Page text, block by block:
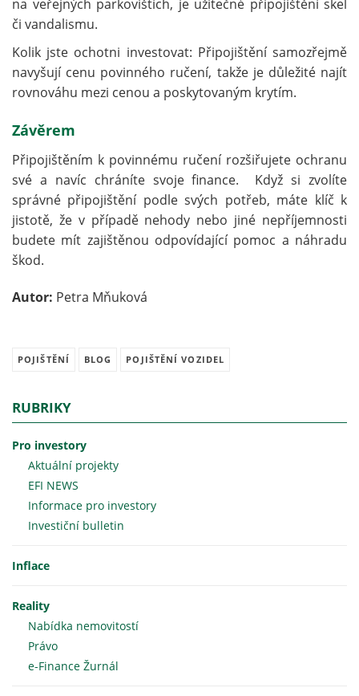
na veřejných parkovištích, je užitečné připojištění skel
či vandalismu.
Kolik jste ochotni investovat: Připojištění samozřejmě
navyšují cenu povinného ručení, takže je důležité najít
rovnováhu mezi cenou a poskytovaným krytím.
Závěrem
Připojištěním k povinnému ručení rozšiřujete ochranu
své a navíc chráníte svoje finance. Když si zvolíte
správné připojištění podle svých potřeb, máte klíč k
jistotě, že v případě nehody nebo jiné nepříjemnosti
budete mít zajištěnou odpovídající pomoc a náhradu
škod.
Autor: Petra Mňuková
POJIŠTĚNÍ BLOG POJIŠTĚNÍ VOZIDEL
RUBRIKY
Pro investory
Aktuální projekty
EFI NEWS
Informace pro investory
Investiční bulletin
Inflace
Reality
Nabídka nemovitostí
Právo
e-Finance Žurnál